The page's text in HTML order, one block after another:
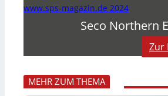
www.sps-magazin.de 2024
Seco Northern
Zur
MEHR ZUM THEMA